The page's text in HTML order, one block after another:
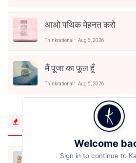
आओ पथिक मेहनत करो
Thinkrational Aug 6, 2026
मैं पूजा का फूल हूँ
Thinkrational Aug 6, 2026
मैं शून्य पे सवार हूँ
Welcome
Sign in to continue to